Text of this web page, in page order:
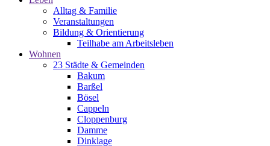
Alltag & Familie
Veranstaltungen
Bildung & Orientierung
Teilhabe am Arbeitsleben
Wohnen
23 Städte & Gemeinden
Bakum
Barßel
Bösel
Cappeln
Cloppenburg
Damme
Dinklage